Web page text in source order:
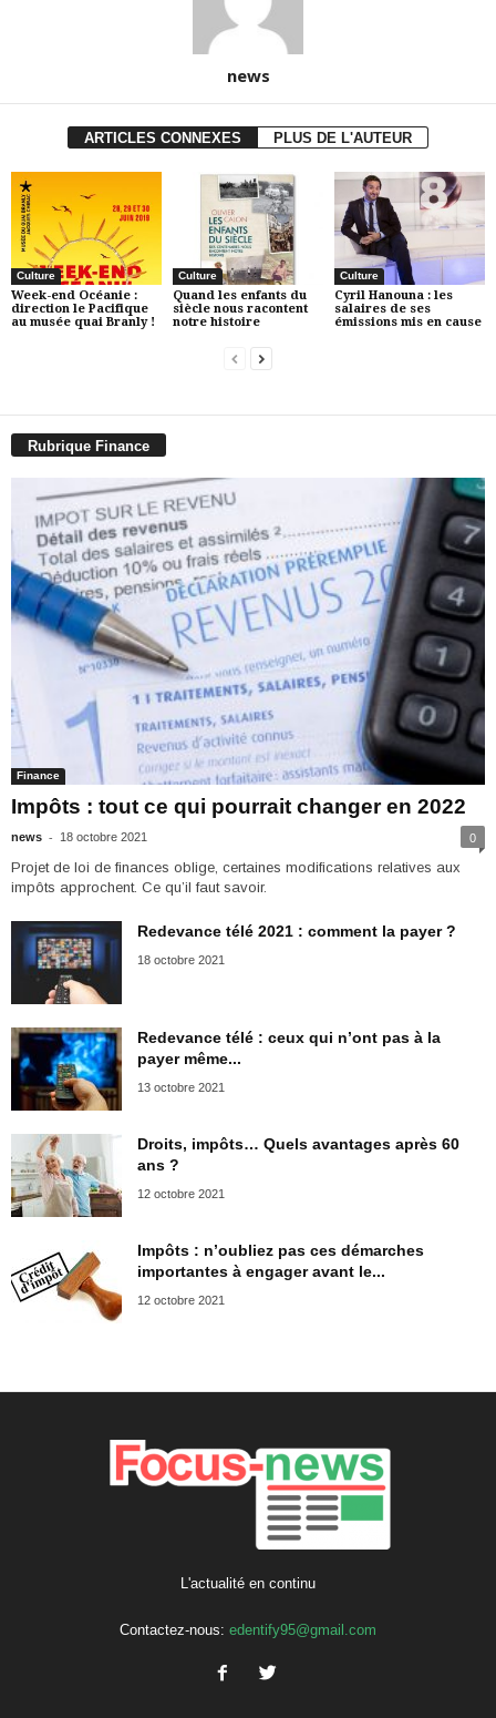
news
ARTICLES CONNEXES PLUS DE L'AUTEUR
Culture
Week-end Océanie :
direction le Pacifique
au musée quai Branly !
Culture
Quand les enfants du
siècle nous racontent
notre histoire
Culture
Cyril Hanouna : les
salaires de ses
émissions mis en cause
Rubrique Finance
Finance
Impôts : tout ce qui pourrait changer en 2022
news - 18 octobre 2021 0
Projet de loi de finances oblige, certaines modifications relatives aux
impôts approchent. Ce qu’il faut savoir.
Redevance télé 2021 : comment la payer ?
18 octobre 2021
Redevance télé : ceux qui n’ont pas à la
payer même...
13 octobre 2021
Droits, impôts… Quels avantages après 60
ans ?
12 octobre 2021
Impôts : n’oubliez pas ces démarches
importantes à engager avant le...
12 octobre 2021
L'actualité en continu
Contactez-nous: edentify95@gmail.com